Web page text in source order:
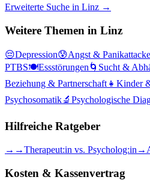
Erweiterte Suche in Linz →
Weitere Themen in Linz
😔Depression😰Angst &
PTBS🍽️Essstörungen 🌀 Sucht &
Beziehung & Partnerschaft 👧 Kinder
Psychosomatik🔬 Psychologische
Hilfreiche Ratgeber
→ →Therapeut:in vs. Psycholog:in →
Kosten & Kassenvertrag